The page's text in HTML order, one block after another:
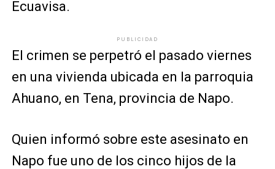
Ecuavisa.
PUBLICIDAD
El crimen se perpetró el pasado viernes
en una vivienda ubicada en la parroquia
Ahuano, en Tena, provincia de Napo.
Quien informó sobre este asesinato en
Napo fue uno de los cinco hijos de la